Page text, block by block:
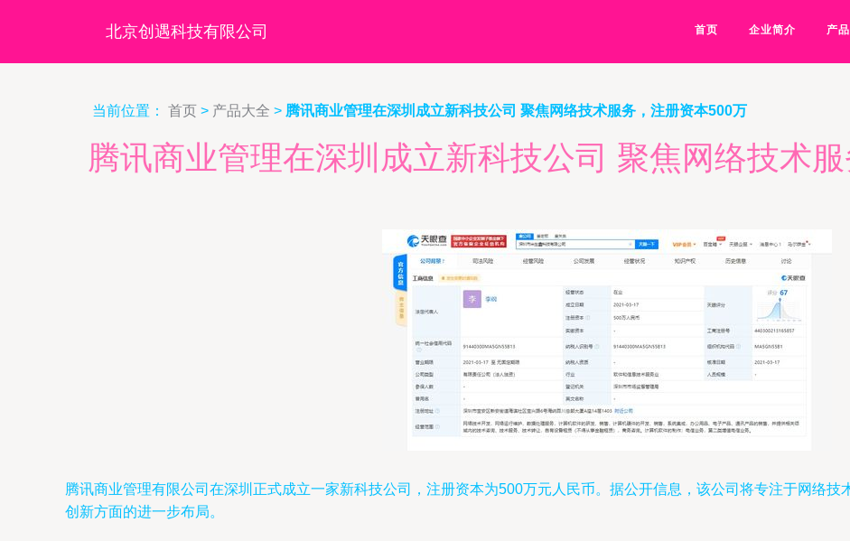
北京创遇科技有限公司 首页 企业简介 产
当前位置： 首页 > 产品大全 > 腾讯商业管理在深圳成立新科技公司 聚焦网络技术服务，注册资本500万
腾讯商业管理在深圳成立新科技公司 聚焦网络技术
腾讯商业管理有限公司在深圳正式成立一家新科技公司，注册资本为500万元人民币。据公开信息，该公司将专注于网络
创新方面的进一步布局。